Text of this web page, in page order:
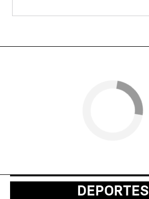
DEPORTES